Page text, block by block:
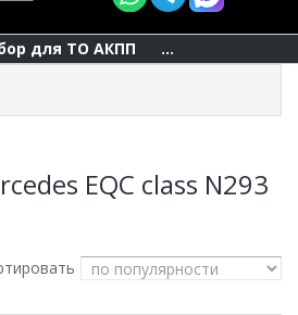
для ТО АКПП ...
EQC class N293